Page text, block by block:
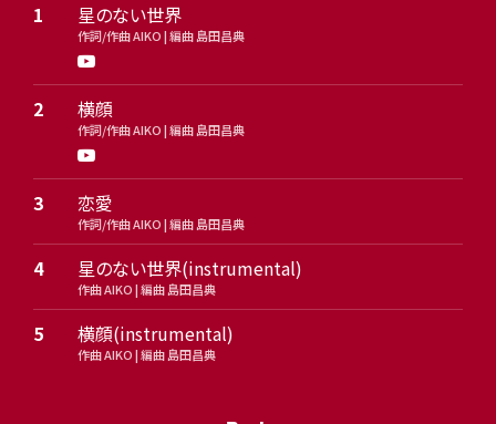
1 星のない世界
作詞/作曲 AIKO | 編曲 島田昌典
2 横顔
作詞/作曲 AIKO | 編曲 島田昌典
3 恋愛
作詞/作曲 AIKO | 編曲 島田昌典
4 星のない世界(instrumental)
作曲 AIKO | 編曲 島田昌典
5 横顔(instrumental)
作曲 AIKO | 編曲 島田昌典